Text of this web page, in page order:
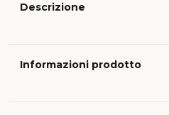
Descrizione
Informazioni prodotto